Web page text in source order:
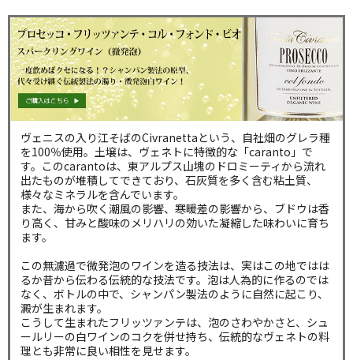
ヴェニスの入り江そばのCivranettaという、自社畑のグレラ種
を100％使用。土壌は、ヴェネトに特徴的な「caranto」で
す。このcarantoは、東アルプス山塊のドロミーティから流れ
出たものが堆積してできており、石灰質を多く含む粘土質、
様々なミネラルを含んでいます。
また、海から吹く潮風の影響、寒暖差の影響から、ブドウは香
り高く、甘みと酸味のメリハリの効いた凝縮した味わいに育ち
ます。
この無濾過で微発泡のワインを造る技法は、実はこの地ではは
るか昔から伝わる伝統的な技法です。泡は人為的に作るのでは
なく、ボトルの中で、シャンパン製法のように自然に起こり、
澱が生まれます。
こうして生まれたフリッツァンテは、泡のさわやかさと、シュ
ールリーの白ワインのコクを併せ持ち、伝統的なヴェネトの料
理とも非常に良い相性を見せます。